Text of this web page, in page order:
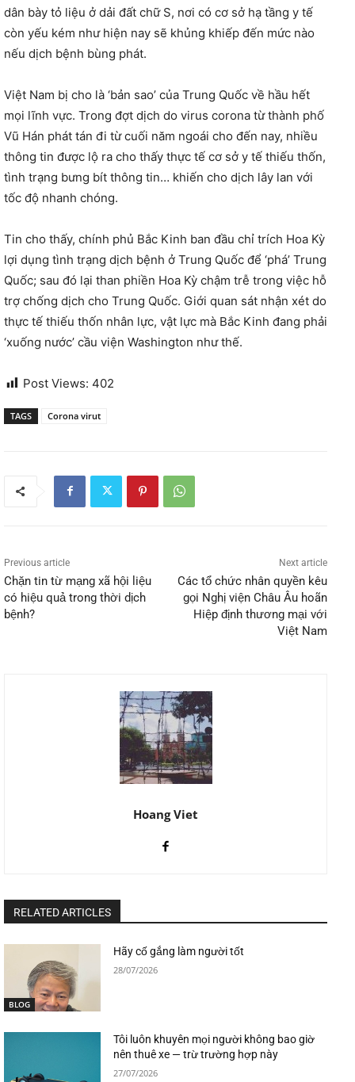
dân bày tỏ liệu ở dải đất chữ S, nơi có cơ sở hạ tầng y tế
còn yếu kém như hiện nay sẽ khủng khiếp đến mức nào
nếu dịch bệnh bùng phát.
Việt Nam bị cho là ‘bản sao’ của Trung Quốc về hầu hết
mọi lĩnh vực. Trong đợt dịch do virus corona từ thành phố
Vũ Hán phát tán đi từ cuối năm ngoái cho đến nay, nhiều
thông tin được lộ ra cho thấy thực tế cơ sở y tế thiếu thốn,
tình trạng bưng bít thông tin… khiến cho dịch lây lan với
tốc độ nhanh chóng.
Tin cho thấy, chính phủ Bắc Kinh ban đầu chỉ trích Hoa Kỳ
lợi dụng tình trạng dịch bệnh ở Trung Quốc để ‘phá’ Trung
Quốc; sau đó lại than phiền Hoa Kỳ chậm trễ trong việc hỗ
trợ chống dịch cho Trung Quốc. Giới quan sát nhận xét do
thực tế thiếu thốn nhân lực, vật lực mà Bắc Kinh đang phải
‘xuống nước’ cầu viện Washington như thế.
Post Views: 402
TAGS Corona virut
Previous article
Chặn tin từ mạng xã hội liệu
có hiệu quả trong thời dịch
bệnh?
Next article
Các tổ chức nhân quyền kêu
gọi Nghị viện Châu Âu hoãn
Hiệp định thương mại với
Việt Nam
Hoang Viet
RELATED ARTICLES
BLOG
Hãy cố gắng làm người tốt
28/07/2026
Tôi luôn khuyên mọi người không bao giờ
nên thuê xe — trừ trường hợp này
27/07/2026